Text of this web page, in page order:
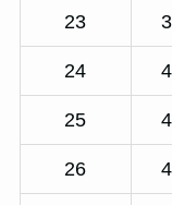
23
24
25
26